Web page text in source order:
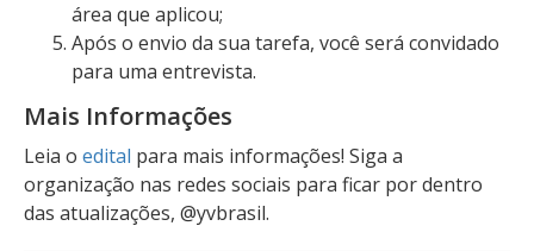
área que aplicou;
Após o envio da sua tarefa, você será convidado
para uma entrevista.
Mais Informações
Leia o edital para mais informações! Siga a
organização nas redes sociais para ficar por dentro
das atualizações, @yvbrasil.